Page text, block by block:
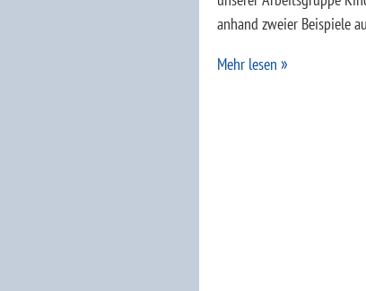
anhand zweier Beispiele
Mehr lesen